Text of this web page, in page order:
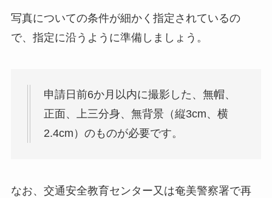
写真についての条件が細かく指定されているの
で、指定に沿うように準備しましょう。
申請日前6か月以内に撮影した、無帽、
正面、上三分身、無背景（縦3cm、横
2.4cm）のものが必要です。
なお、交通安全教育センター又は奄美警察署で再